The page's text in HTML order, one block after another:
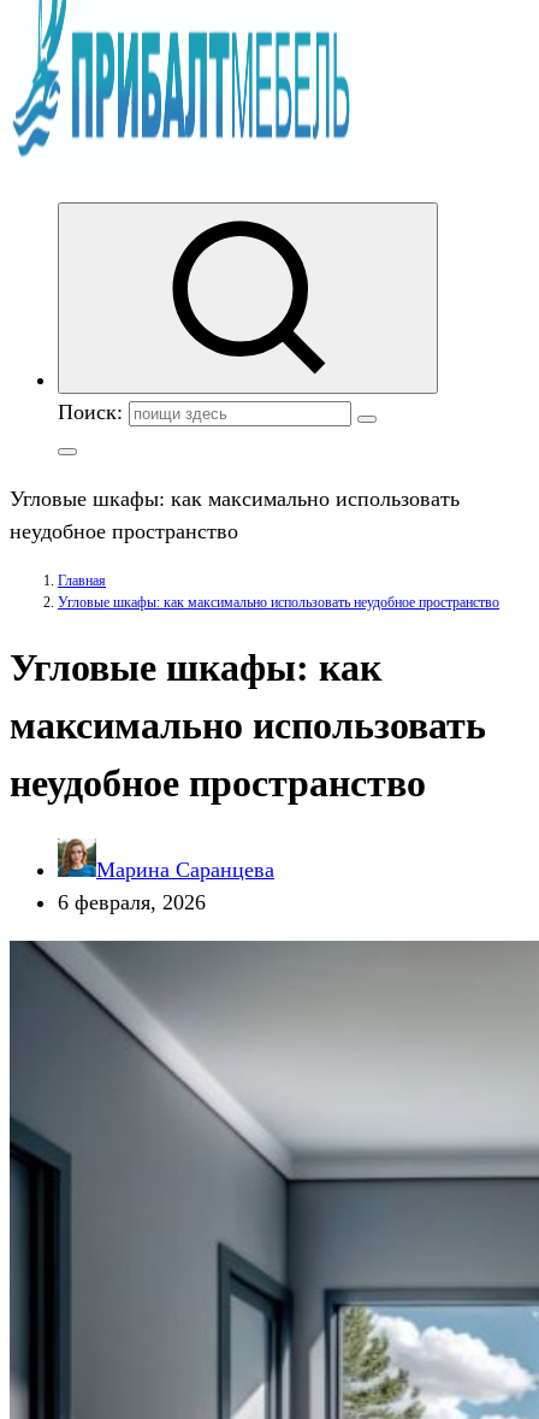
Поиск:
Угловые шкафы: как максимально использовать
неудобное пространство
Главная
Угловые шкафы: как максимально использовать неудобное пространство
Угловые шкафы: как
максимально использовать
неудобное пространство
Марина Саранцева
6 февраля, 2026